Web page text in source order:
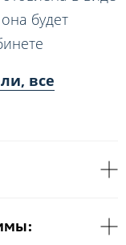
будет
все